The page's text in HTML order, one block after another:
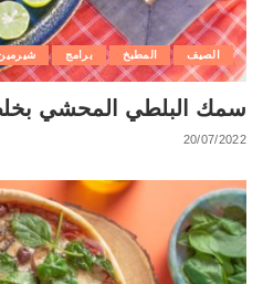
الصيف المطبخ برامج
سمك البلطي المحشي
20/07/2022